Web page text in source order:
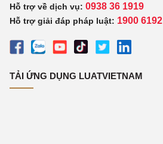
Hỗ trợ về dịch vụ: 0938 36 1919
Hỗ trợ giải đáp pháp luật: 1900 6192
TẢI ỨNG DỤNG LUATVIETNAM